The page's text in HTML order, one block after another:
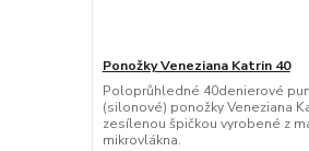
Ponožky Veneziana Katrin 40
Poloprůhledné 40denierové
(silonové) ponožky Veneziana
zesílenou špičkou vyrobené z
mikrovlákna.